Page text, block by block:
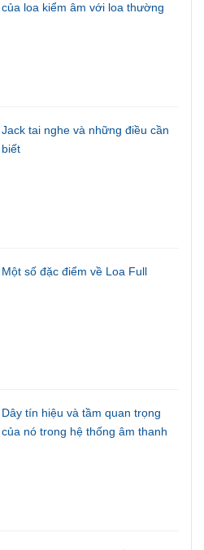
của loa kiểm âm với loa thường
Jack tai nghe và những điều cần
biết
Một số đặc điểm về Loa Full
Dây tín hiệu và tầm quan trọng
của nó trong hệ thống âm thanh